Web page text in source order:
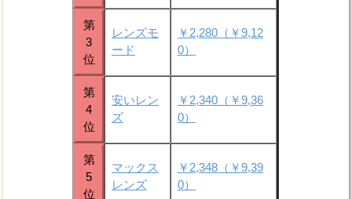
第
3
位
レンズモ
ード
￥2,280（￥9,12
0）
第
4
位
安いレン
ズ
￥2,340（￥9,36
0）
第
5
位
マックス
レンズ
￥2,348（￥9,39
0）